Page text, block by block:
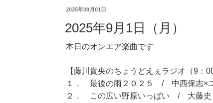
2025年09月01日
2025年9月1日（月）
本日のオンエア楽曲です
【藤川貴央のちょうどえぇラジオ（9：
１． 最後の雨２０２５ / 中西保志×
２． この広い野原いっぱい / 大藤史